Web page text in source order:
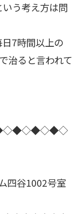
う考え方は問
7時間以上の
治ると言われて
四谷1002号室